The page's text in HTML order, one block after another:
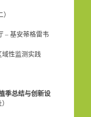
– 基安蒂格雷韦
性监测实践
季总结与创新设